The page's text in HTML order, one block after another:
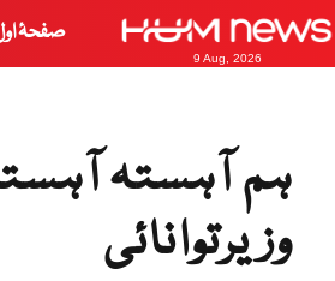
9 Aug, 2026
صفحۂ
ہم آہستہ
وزیرتوانائی